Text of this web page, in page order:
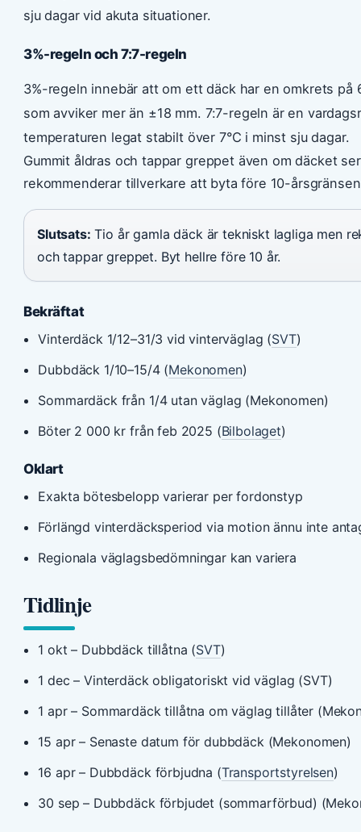
sju dagar vid akuta situationer.
3%-regeln och 7:7-regeln
3%-regeln innebär att om ett däck har en omkrets
som avviker mer än ±18 mm. 7:7-regeln är en
temperaturen legat stabilt över 7°C i minst sju dagar.
Gummit åldras och tappar greppet även om däcket
rekommenderar tillverkare att byta före 10-
Slutsats: Tio år gamla däck är tekniskt lagliga men
och tappar greppet. Byt hellre före 10 år.
Bekräftat
Vinterdäck 1/12–31/3 vid vinterväglag (SVT)
Dubbdäck 1/10–15/4 (Mekonomen)
Sommardäck från 1/4 utan väglag (Mekonomen)
Böter 2 000 kr från feb 2025 (Bilbolaget)
Oklart
Exakta bötesbelopp varierar per fordonstyp
Förlängd vinterdäcksperiod via motion ännu inte
Regionala väglagsbedömningar kan variera
Tidlinje
1 okt – Dubbdäck tillåtna (SVT)
1 dec – Vinterdäck obligatoriskt vid väglag (SVT)
1 apr– Sommardäck tillåtna om väglag tillåter
15 apr– Senaste datum för dubbdäck (Mekonomen)
16 apr– Dubbdäck förbjudna (Transportstyrelsen)
30 sep – Dubbdäck förbjudet (sommarförbud)